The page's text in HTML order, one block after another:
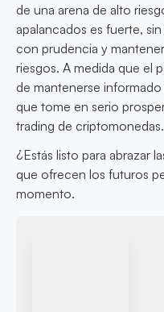
de una arena de alto
apalancados es fuerte,
con prudencia y
riesgos. A medida que el
de mantenerse informado
que tome en serio
trading de criptomonedas.
¿Estás listo para abrazar
que ofrecen los futuros
momento.